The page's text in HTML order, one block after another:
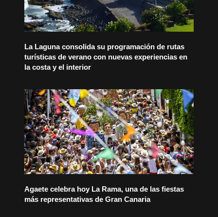
La Laguna consolida su programación de rutas
turísticas de verano con nuevas experiencias en
la costa y el interior
Agaete celebra hoy La Rama, una de las fiestas
más representativas de Gran Canaria